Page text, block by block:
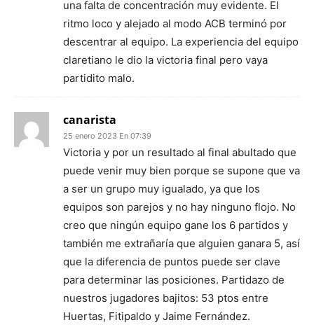
una falta de concentración muy evidente. El
ritmo loco y alejado al modo ACB terminó por
descentrar al equipo. La experiencia del equipo
claretiano le dio la victoria final pero vaya
partidito malo.
canarista
25 enero 2023 En 07:39
Victoria y por un resultado al final abultado que
puede venir muy bien porque se supone que va
a ser un grupo muy igualado, ya que los
equipos son parejos y no hay ninguno flojo. No
creo que ningún equipo gane los 6 partidos y
también me extrañaría que alguien ganara 5, así
que la diferencia de puntos puede ser clave
para determinar las posiciones. Partidazo de
nuestros jugadores bajitos: 53 ptos entre
Huertas, Fitipaldo y Jaime Fernández.